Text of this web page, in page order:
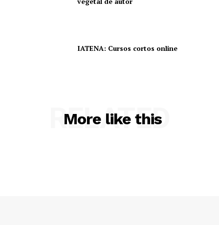
IATENA: Cursos cortos online
More like this
RELATED